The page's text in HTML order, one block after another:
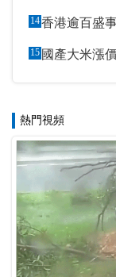
14香港逾百盛
15
熱門視頻